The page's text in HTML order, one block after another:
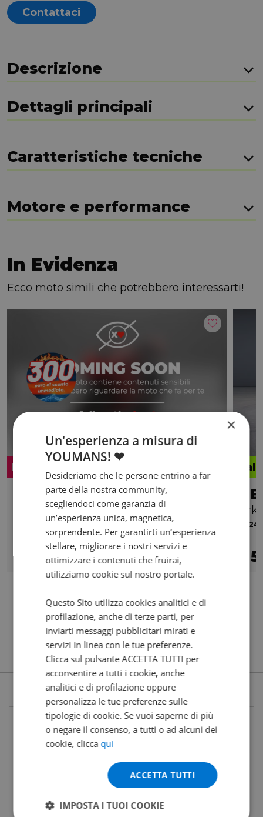
Contattaci
Descrizione
Dettagli principali
Caratteristiche tecniche
Motore e performance
In Evidenza
Ecco moto simili che potrebbero interessarti!
Promo
anniversary
2015 | 6000 km | 865 cc | 63 Hp | 46 Kw
€ 6.290 €117
2024
×
Un'esperienza a misura di
YOUMANS! ❤
Desideriamo che le persone entrino a far
parte della nostra community,
scegliendoci come garanzia di
un’esperienza unica, magnetica,
sorprendente. Per garantirti un’esperienza
stellare, migliorare i nostri servizi e
ottimizzare i contenuti che fruirai,
utilizziamo cookie sul nostro portale.
Questo Sito utilizza cookies analitici e di
profilazione, anche di terze parti, per
inviarti messaggi pubblicitari mirati e
servizi in linea con le tue preferenze.
Clicca sul pulsante ACCETTA TUTTI per
acconsentire a tutti i cookie, anche
analitici e di profilazione oppure
personalizza le tue preferenze sulle
tipologie di cookie. Se vuoi saperne di più
o negare il consenso, a tutti o ad alcuni dei
cookie, clicca qui
ACCETTA TUTTI
IMPOSTA I TUOI COOKIE